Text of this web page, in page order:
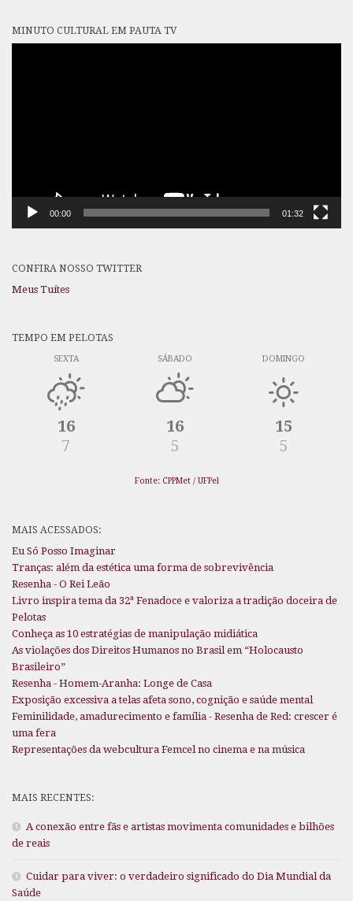
MINUTO CULTURAL EM PAUTA TV
00:00 01:32
CONFIRA NOSSO TWITTER
Meus Tuítes
TEMPO EM PELOTAS
SEXTA
16
7
SÁBADO
16
5
DOMINGO
15
5
Fonte: CPPMet / UFPel
MAIS ACESSADOS:
Eu Só Posso Imaginar
Tranças: além da estética uma forma de sobrevivência
Resenha - O Rei Leão
Livro inspira tema da 32ª Fenadoce e valoriza a tradição doceira de
Pelotas
Conheça as 10 estratégias de manipulação midiática
As violações dos Direitos Humanos no Brasil em “Holocausto
Brasileiro”
Resenha - Homem-Aranha: Longe de Casa
Exposição excessiva a telas afeta sono, cognição e saúde mental
Feminilidade, amadurecimento e família - Resenha de Red: crescer é
uma fera
Representações da webcultura Femcel no cinema e na música
MAIS RECENTES:
A conexão entre fãs e artistas movimenta comunidades e bilhões
de reais
Cuidar para viver: o verdadeiro significado do Dia Mundial da
Saúde